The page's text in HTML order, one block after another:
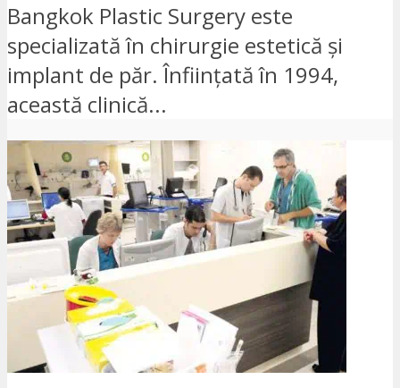
Bangkok Plastic Surgery este
specializată în chirurgie estetică și
implant de păr. Înființată în 1994,
această clinică...